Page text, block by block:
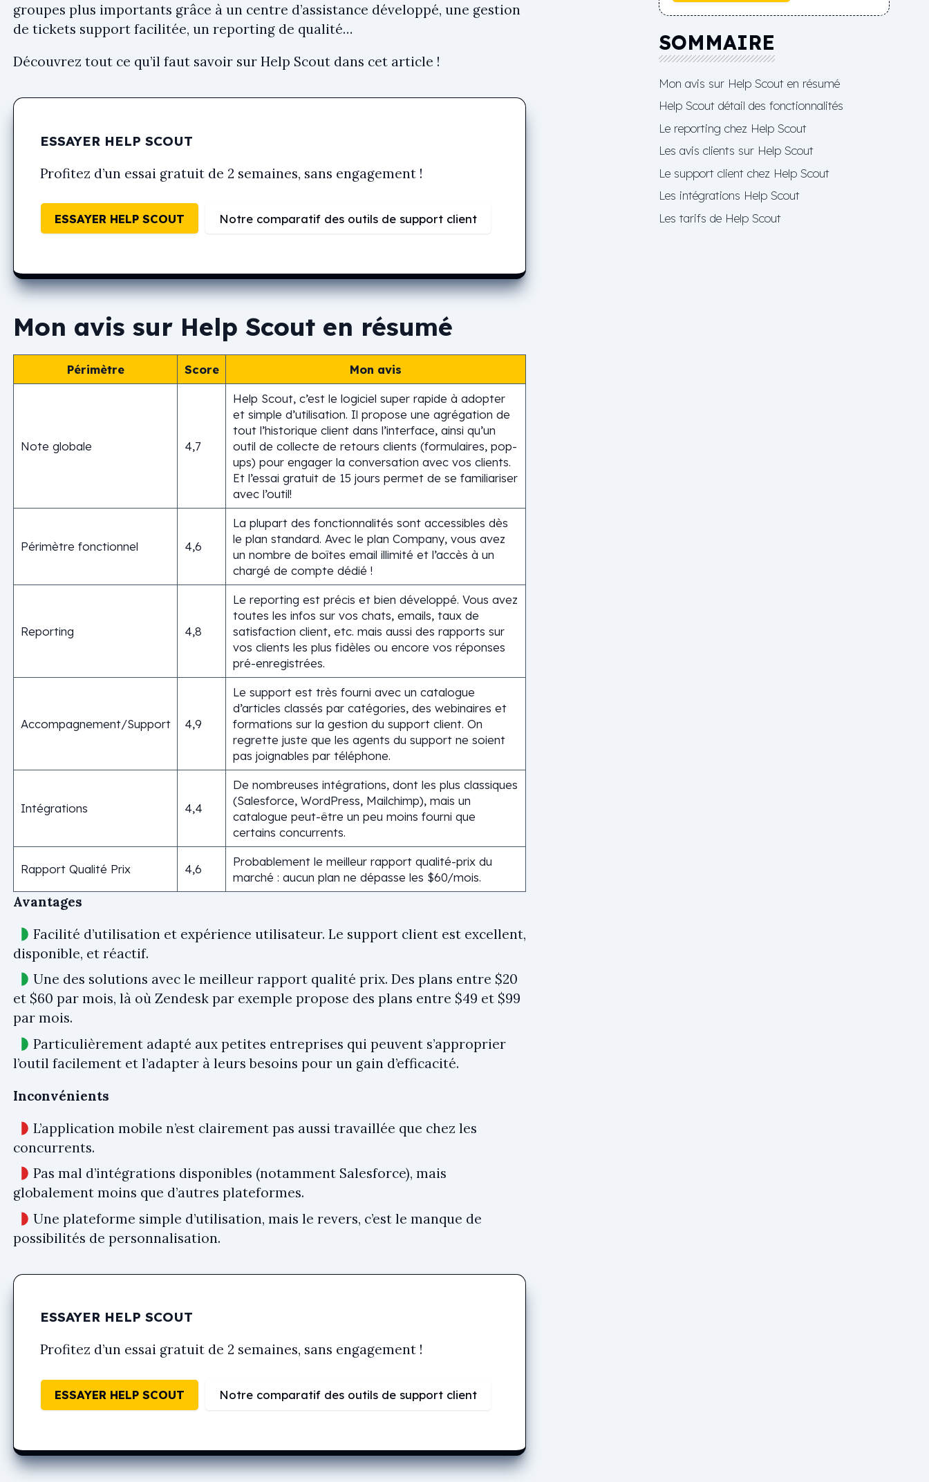
SOMMAIRE
Mon avis sur Help Scout en résumé
Help Scout détail des fonctionnalités
Le reporting chez Help Scout
Les avis clients sur Help Scout
Le support client chez Help Scout
Les intégrations Help Scout
Les tarifs de Help Scout
groupes plus importants grâce à un centre d’assistance développé, une gestion
de tickets support facilitée, un reporting de qualité…
Découvrez tout ce qu’il faut savoir sur Help Scout dans cet article !
ESSAYER HELP SCOUT
Profitez d’un essai gratuit de 2 semaines, sans engagement !
ESSAYER HELP SCOUT Notre comparatif des outils de support client
Mon avis sur Help Scout en résumé
Périmètre Score Mon avis
Note globale 4,7
Help Scout, c’est le logiciel super rapide à adopter
et simple d’utilisation. Il propose une agrégation de
tout l’historique client dans l’interface, ainsi qu’un
outil de collecte de retours clients (formulaires, pop-
ups) pour engager la conversation avec vos clients.
Et l’essai gratuit de 15 jours permet de se familiariser
avec l’outil!
Périmètre fonctionnel 4,6
La plupart des fonctionnalités sont accessibles dès
le plan standard. Avec le plan Company, vous avez
un nombre de boîtes email illimité et l’accès à un
chargé de compte dédié !
Reporting 4,8
Le reporting est précis et bien développé. Vous avez
toutes les infos sur vos chats, emails, taux de
satisfaction client, etc. mais aussi des rapports sur
vos clients les plus fidèles ou encore vos réponses
pré-enregistrées.
Accompagnement/Support 4,9
Le support est très fourni avec un catalogue
d’articles classés par catégories, des webinaires et
formations sur la gestion du support client. On
regrette juste que les agents du support ne soient
pas joignables par téléphone.
Intégrations 4,4
De nombreuses intégrations, dont les plus classiques
(Salesforce, WordPress, Mailchimp), mais un
catalogue peut-être un peu moins fourni que
certains concurrents.
Rapport Qualité Prix 4,6
Probablement le meilleur rapport qualité-prix du
marché : aucun plan ne dépasse les $60/mois.
Avantages
Facilité d’utilisation et expérience utilisateur. Le support client est excellent,
disponible, et réactif.
Une des solutions avec le meilleur rapport qualité prix. Des plans entre $20
et $60 par mois, là où Zendesk par exemple propose des plans entre $49 et $99
par mois.
Particulièrement adapté aux petites entreprises qui peuvent s’approprier
l’outil facilement et l’adapter à leurs besoins pour un gain d’efficacité.
Inconvénients
L’application mobile n’est clairement pas aussi travaillée que chez les
concurrents.
Pas mal d’intégrations disponibles (notamment Salesforce), mais
globalement moins que d’autres plateformes.
Une plateforme simple d’utilisation, mais le revers, c’est le manque de
possibilités de personnalisation.
ESSAYER HELP SCOUT
Profitez d’un essai gratuit de 2 semaines, sans engagement !
ESSAYER HELP SCOUT Notre comparatif des outils de support client